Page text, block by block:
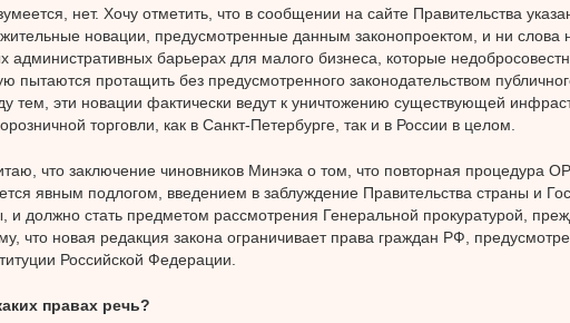
нет. Хочу отметить, что в сообщении на сайте Правительства
новации, предусмотренные данным законопроектом, и ни слова
административных барьерах для малого бизнеса, которые
пытаются протащить без предусмотренного законодательством
тем, эти новации фактически ведут к уничтожению существующей
торговли, как в Санкт-Петербурге, так и в России в целом.
что заключение чиновников Минэка о том, что повторная процедура
явным подлогом, введением в заблуждение Правительства страны и
и должно стать предметом рассмотрения Генеральной прокуратурой,
что новая редакция закона ограничивает права граждан РФ,
Российской Федерации.
правах речь?